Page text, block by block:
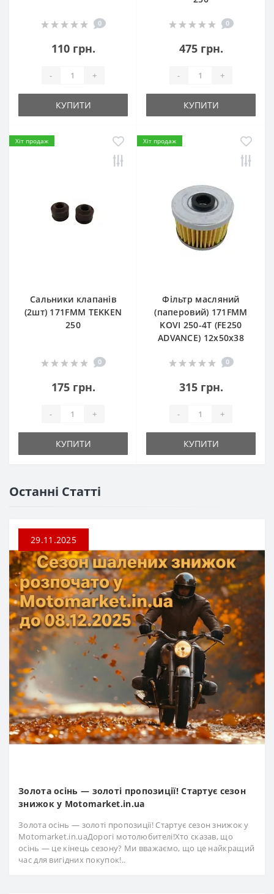
0
110 грн.
- +
КУПИТИ
0
475 грн.
- +
КУПИТИ
Хіт продаж
Сальники клапанів
(2шт) 171FMM TEKKEN
250
0
175 грн.
- +
КУПИТИ
Хіт продаж
Фільтр масляний
(паперовий) 171FMM
KOVI 250-4T (FE250
ADVANCE) 12х50х38
0
315 грн.
- +
КУПИТИ
Останні Статті
29.11.2025
Золота осінь — золоті пропозиції! Стартує сезон
знижок у Motomarket.in.ua
Золота осінь — золоті пропозиції! Стартує сезон знижок у
Motomarket.in.uaДорогі мотолюбителі!Хто сказав, що
осінь — це кінець сезону? Ми вважаємо, що це найкращий
час для вигідних покупок!..